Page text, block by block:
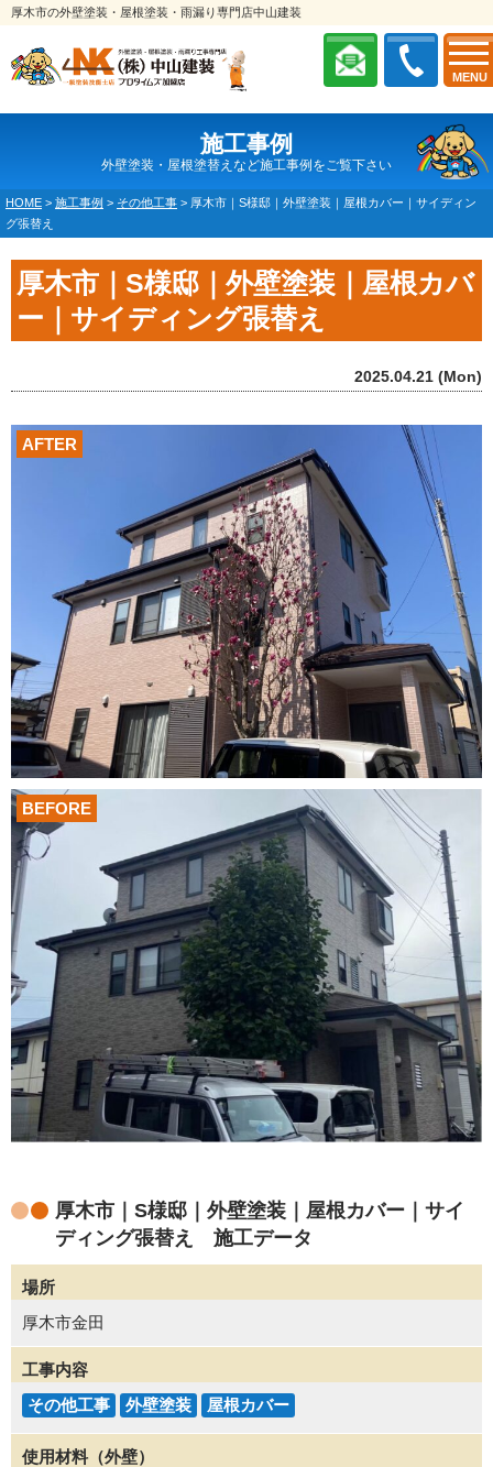
MENU
厚木市の外壁塗装・屋根塗装・雨漏り専門店中山建装
施工事例
外壁塗装・屋根塗替えなど施工事例をご覧下さい
HOME > 施工事例 > その他工事 > 厚木市｜S様邸｜外壁塗装｜屋根カバー｜サイディン
グ張替え
厚木市｜S様邸｜外壁塗装｜屋根カバ
ー｜サイディング張替え
2025.04.21 (Mon)
AFTER
BEFORE
厚木市｜S様邸｜外壁塗装｜屋根カバー｜サイ
ディング張替え 施工データ
場所
厚木市金田
工事内容
その他工事
外壁塗装 屋根カバー
使用材料（外壁）